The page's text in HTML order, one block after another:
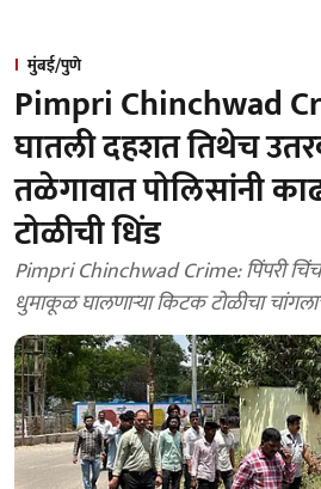
मुंबई/पुणे
Pimpri Chinchwad
घातली दहशत तिथेच
तळेगावात पोलिसांनी
टोळीची धिंड
Pimpri Chinchwad Crime: पिंपरी
धुमाकूळ घालणाऱ्या किटक टोळीचा